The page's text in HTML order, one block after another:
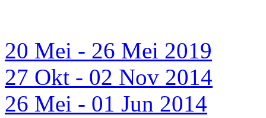
20 Mei - 26 Mei 2019
27 Okt - 02 Nov 2014
26 Mei - 01 Jun 2014